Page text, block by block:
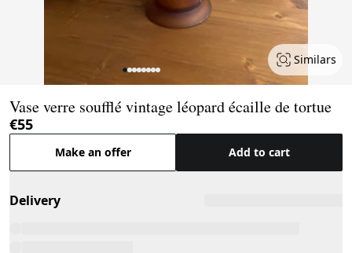
Similars
Vase verre soufflé vintage léopard écaille de tortue
€55
Make an offer Add to cart
Delivery